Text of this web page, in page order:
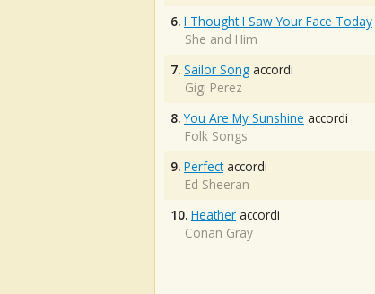
6. I Thought I Saw Your Face Today
She and Him
7. Sailor Song accordi
Gigi Perez
8. You Are My Sunshine accordi
Folk Songs
9. Perfectaccordi
Ed Sheeran
10. Heather accordi
Conan Gray